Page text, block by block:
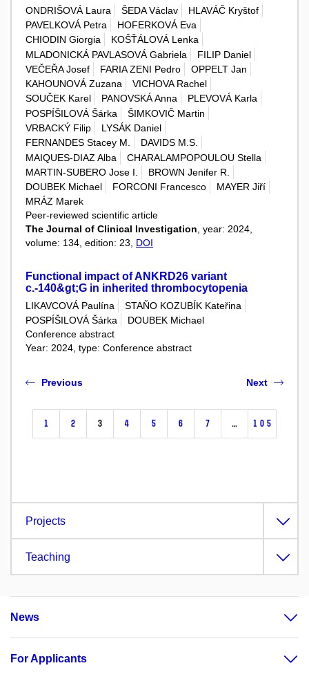
ONDRIŠOVÁ Laura ŠEDA Václav
HLAVÁČ Kryštof
PAVELKOVÁ Petra
HOFERKOVÁ Eva
CHIODIN Giorgia
KOŠŤÁLOVÁ Lenka
MLADONICKÁ PAVLASOVÁ Gabriela
FILIP Daniel
VEČEŘA Josef
FARIA ZENI Pedro
OPPELT Jan
KAHOUNOVÁ Zuzana
VICHOVA Rachel
SOUČEK Karel
PANOVSKÁ Anna
PLEVOVÁ Karla
POSPÍŠILOVÁ Šárka
ŠIMKOVIČ Martin
VRBACKÝ Filip
LYSÁK Daniel
FERNANDES Stacey M.
DAVIDS M.S.
MAIQUES-DIAZ Alba
CHARALAMPOPOULOU Stella
MARTIN-SUBERO Jose I.
BROWN Jenifer R.
DOUBEK Michael
FORCONI Francesco
MAYER Jiří
MRÁZ Marek
Peer-reviewed scientific article
The Journal of Clinical Investigation, year: 2024,
volume: 134, edition: 23, DOI
Functional impact of ANKRD26 variant
c.-140&gt;G in inherited thrombocytopenia
LIKAVCOVÁ Paulína
STAŇO KOZUBÍK Kateřina
POSPÍŠILOVÁ Šárka
DOUBEK Michael
Conference abstract
Year: 2024, type: Conference abstract
Previous
1 2 3 4 5 6 7 … 105
Next
Projects
Teaching
News
For Applicants